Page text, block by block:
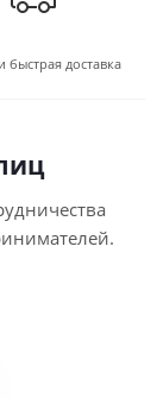
быстрая доставка